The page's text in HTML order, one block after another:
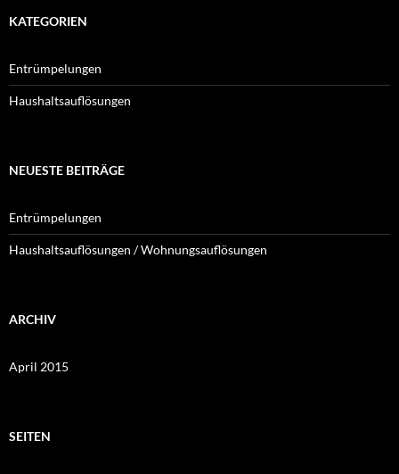
KATEGORIEN
Entrümpelungen
Haushaltsauflösungen
NEUESTE BEITRÄGE
Entrümpelungen
Haushaltsauflösungen / Wohnungsauflösungen
ARCHIV
April 2015
SEITEN